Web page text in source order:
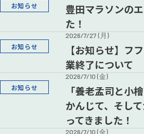
お知らせ
豊田マラソンの
た！
お知らせ
2026/7/27 (月)
【お知らせ】フ
業終了について
お知らせ
2026/7/10 (金)
「養老孟司と小
かんじて、そし
ってきました！
2026/7/10 (金)